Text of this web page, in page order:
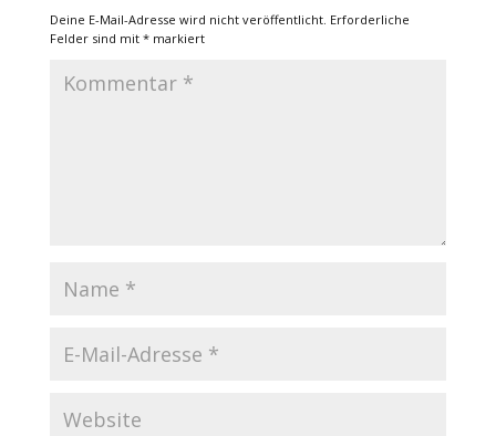
Deine E-Mail-Adresse wird nicht veröffentlicht. Erforderliche
Felder sind mit *markiert